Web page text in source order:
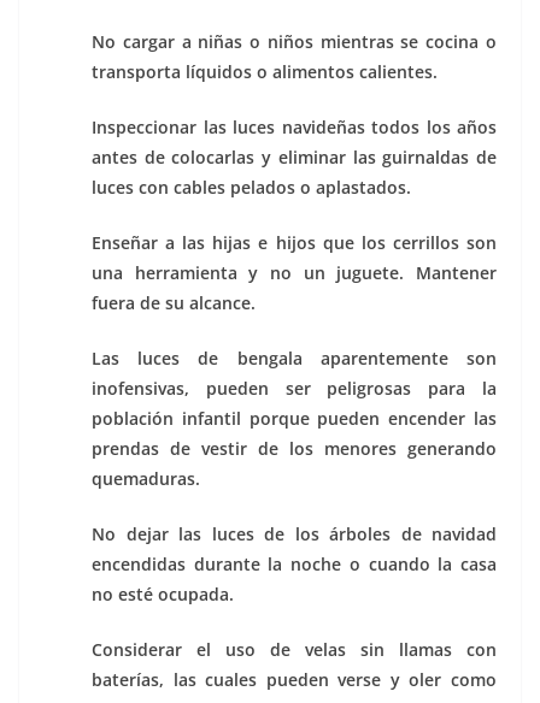
No cargar a niñas o niños mientras se cocina o
transporta líquidos o alimentos calientes.
Inspeccionar las luces navideñas todos los años
antes de colocarlas y eliminar las guirnaldas de
luces con cables pelados o aplastados.
Enseñar a las hijas e hijos que los cerrillos son
una herramienta y no un juguete. Mantener
fuera de su alcance.
Las luces de bengala aparentemente son
inofensivas, pueden ser peligrosas para la
población infantil porque pueden encender las
prendas de vestir de los menores generando
quemaduras.
No dejar las luces de los árboles de navidad
encendidas durante la noche o cuando la casa
no esté ocupada.
Considerar el uso de velas sin llamas con
baterías, las cuales pueden verse y oler como